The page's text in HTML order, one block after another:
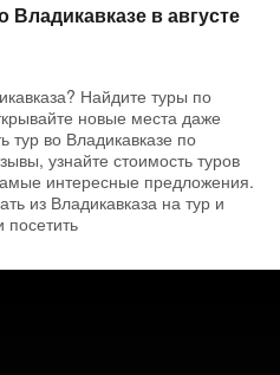
Владикавказе в августе
Найдите туры по
новые места даже
тур во Владикавказе по
узнайте стоимость туров
интересные предложения.
из Владикавказа на тур и
посетить